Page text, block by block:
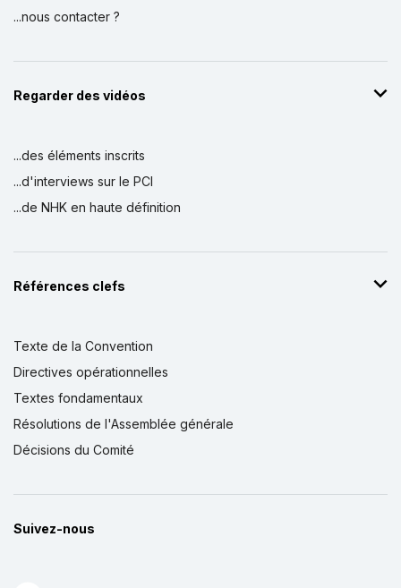
...nous contacter ?
Regarder des vidéos
...des éléments inscrits
...d'interviews sur le PCI
...de NHK en haute définition
Références clefs
Texte de la Convention
Directives opérationnelles
Textes fondamentaux
Résolutions de l'Assemblée générale
Décisions du Comité
Suivez-nous